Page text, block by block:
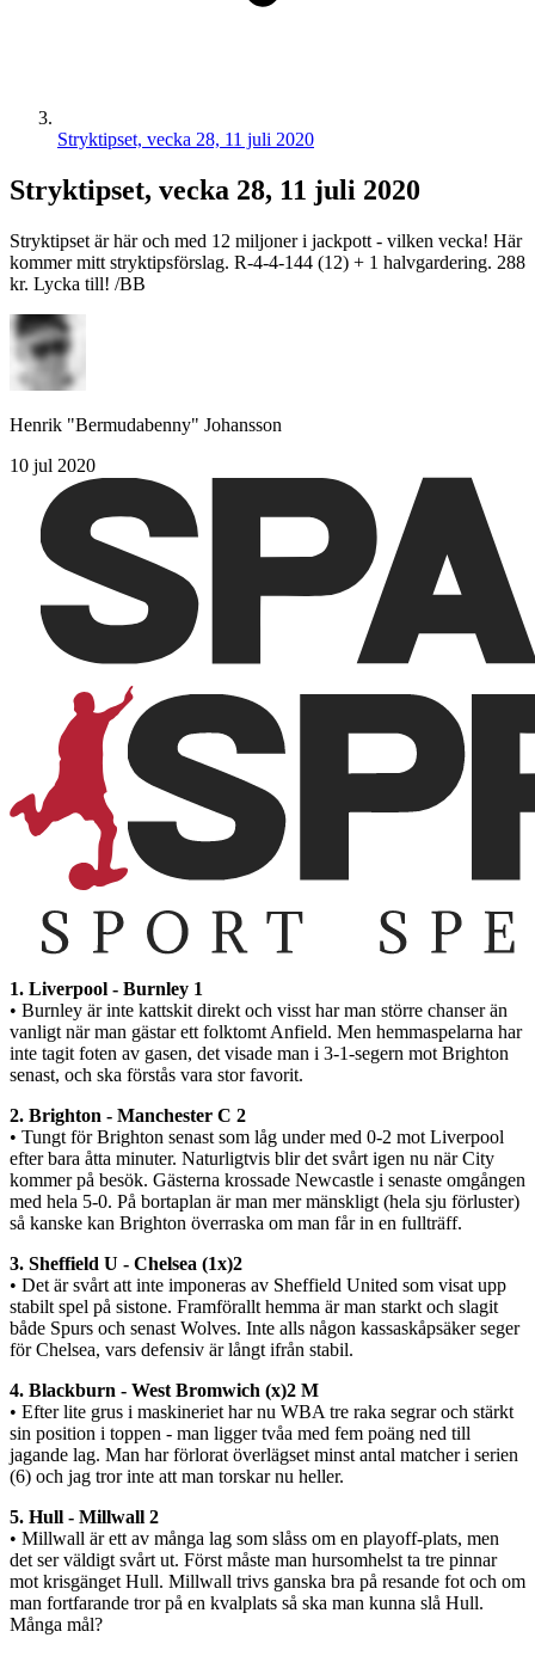
Stryktipset, vecka 28, 11 juli 2020
Stryktipset, vecka 28, 11 juli 2020
Stryktipset är här och med 12 miljoner i jackpott - vilken vecka! Här
kommer mitt stryktipsförslag. R-4-4-144 (12) + 1 halvgardering. 288
kr. Lycka till! /BB
Henrik "Bermudabenny" Johansson
10 jul 2020
1. Liverpool - Burnley 1
• Burnley är inte kattskit direkt och visst har man större chanser än
vanligt när man gästar ett folktomt Anfield. Men hemmaspelarna har
inte tagit foten av gasen, det visade man i 3-1-segern mot Brighton
senast, och ska förstås vara stor favorit.
2. Brighton - Manchester C 2
• Tungt för Brighton senast som låg under med 0-2 mot Liverpool
efter bara åtta minuter. Naturligtvis blir det svårt igen nu när City
kommer på besök. Gästerna krossade Newcastle i senaste omgången
med hela 5-0. På bortaplan är man mer mänskligt (hela sju förluster)
så kanske kan Brighton överraska om man får in en fullträff.
3. Sheffield U - Chelsea (1x)2
• Det är svårt att inte imponeras av Sheffield United som visat upp
stabilt spel på sistone. Framförallt hemma är man starkt och slagit
både Spurs och senast Wolves. Inte alls någon kassaskåpsäker seger
för Chelsea, vars defensiv är långt ifrån stabil.
4. Blackburn - West Bromwich (x)2 M
• Efter lite grus i maskineriet har nu WBA tre raka segrar och stärkt
sin position i toppen - man ligger tvåa med fem poäng ned till
jagande lag. Man har förlorat överlägset minst antal matcher i serien
(6) och jag tror inte att man torskar nu heller.
5. Hull - Millwall 2
• Millwall är ett av många lag som slåss om en playoff-plats, men
det ser väldigt svårt ut. Först måste man hursomhelst ta tre pinnar
mot krisgänget Hull. Millwall trivs ganska bra på resande fot och om
man fortfarande tror på en kvalplats så ska man kunna slå Hull.
Många mål?